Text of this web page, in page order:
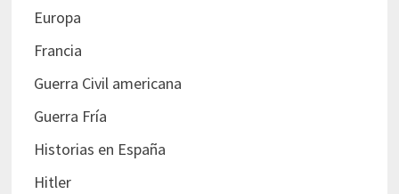
Europa
Francia
Guerra Civil americana
Guerra Fría
Historias en España
Hitler